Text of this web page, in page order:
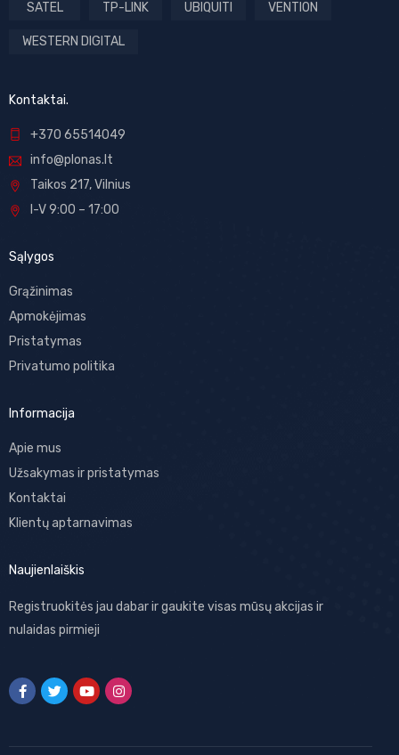
SATEL TP-LINK UBIQUITI VENTION
WESTERN DIGITAL
Kontaktai.
+370 65514049
info@plonas.lt
Taikos 217, Vilnius
I-V 9:00 – 17:00
Sąlygos
Grąžinimas
Apmokėjimas
Pristatymas
Privatumo politika
Informacija
Apie mus
Užsakymas ir pristatymas
Kontaktai
Klientų aptarnavimas
Naujienlaiškis
Registruokitės jau dabar ir gaukite visas mūsų akcijas ir
nulaidas pirmieji